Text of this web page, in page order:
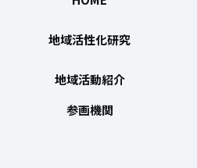
地域活性化研究
地域活動紹介
参画機関